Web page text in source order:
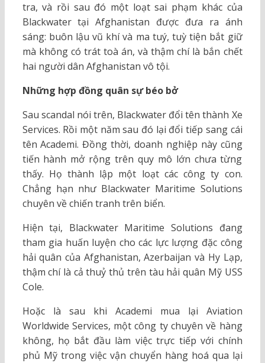
tra, và rồi sau đó một loạt sai phạm khác của
Blackwater tại Afghanistan được đưa ra ánh
sáng: buôn lậu vũ khí và ma tuý, tuỳ tiện bắt giữ
mà không có trát toà án, và thậm chí là bắn chết
hai người dân Afghanistan vô tội.
Những hợp đồng quân sự béo bở
Sau scandal nói trên, Blackwater đổi tên thành Xe
Services. Rồi một năm sau đó lại đổi tiếp sang cái
tên Academi. Đồng thời, doanh nghiệp này cũng
tiến hành mở rộng trên quy mô lớn chưa từng
thấy. Họ thành lập một loạt các công ty con.
Chẳng hạn như Blackwater Maritime Solutions
chuyên về chiến tranh trên biển.
Hiện tại, Blackwater Maritime Solutions đang
tham gia huấn luyện cho các lực lượng đặc công
hải quân của Afghanistan, Azerbaijan và Hy Lạp,
thậm chí là cả thuỷ thủ trên tàu hải quân Mỹ USS
Cole.
Hoặc là sau khi Academi mua lại Aviation
Worldwide Services, một công ty chuyên về hàng
không, họ bắt đầu làm việc trực tiếp với chính
phủ Mỹ trong việc vận chuyển hàng hoá qua lại